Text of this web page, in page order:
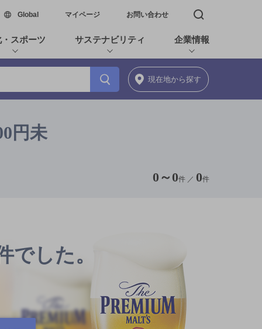
Global新しいウィンドウで開く
マイページ お問い合わせ 検索窓を開く
スポーツ サステナビリティ 企業情報
現在地から探す
円未
0 ～ 0件 ／ 0件
でした。